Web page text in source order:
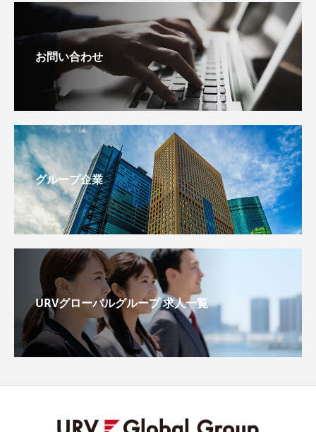
お問い合わせ
グループ企業
URVグローバルグループ 求人一覧